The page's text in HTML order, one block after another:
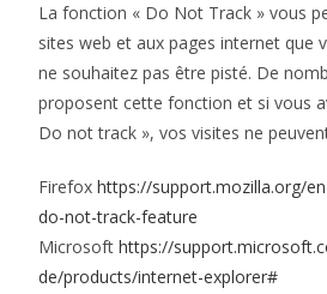
La fonction « Do Not Track » vous
sites web et aux pages internet que
ne souhaitez pas être pisté. De
proposent cette fonction et si vous
Do not track », vos visites ne
Firefoxhttps://support.mozilla.org/
do-not-track-feature
Microsofthttps://
de/products/internet-explorer#